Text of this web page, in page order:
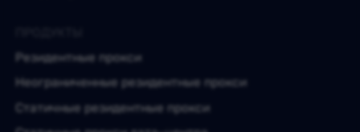
Резидентные прокси
Неограниченные резидентные прокси
Статичные резидентные прокси